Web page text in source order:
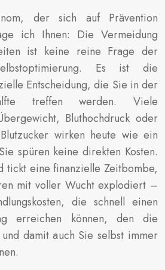
der sich auf Prävention
ich Ihnen: Die Vermeidung
ist keine reine Frage der
Es ist die
Entscheidung, die Sie in der
treffen werden. Viele
Bluthochdruck oder
wirken heute wie ein
spüren keine direkten Kosten.
tickt eine finanzielle Zeitbombe,
mit voller Wucht explodiert –
die schnell einen
erreichen können, den die
damit auch Sie selbst immer